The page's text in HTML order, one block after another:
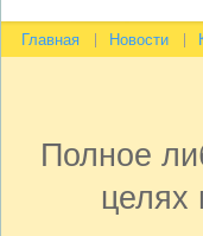
Главная Новости
Полное
целях